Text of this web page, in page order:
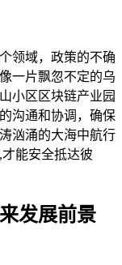
领域，政策的不确
一片飘忽不定的乌
小区区块链产业园
沟通和协调，确保
汹涌的大海中航行
能安全抵达彼
发展前景